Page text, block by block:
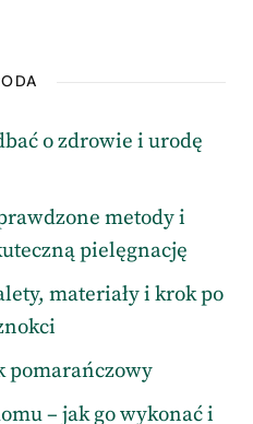
o zdrowie i urodę
metody i
pielęgnację
materiały i krok po
pomarańczowy
– jak go wykonać i